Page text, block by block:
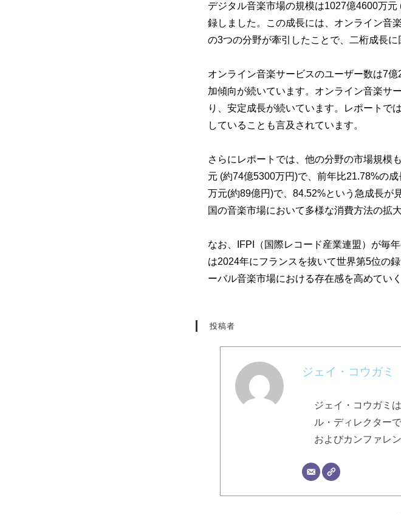
デジタル音楽市場の規模は1027億4600万
録しました。この成長には、オンライン音
の3つの分野が牽引したことで、二桁成長に
オンライン音楽サービスのユーザー数は7
加傾向が続いています。オンライン音楽サ
り、安定成長が続いています。レポートで
していることも言及されています。
さらにレポートでは、他の分野の市場規模
元 (約74億5300万円)で、前年比21.78%の
万元(約89億円)で、84.52%という急成長が
国の音楽市場において多様な消費方法の拡
なお、IFPI（国際レコード産業連盟）が毎
は2024年にフランスを抜いて世界第5位の
ーバル音楽市場における存在感を高めてい
投稿者
ジェイ・コウガミ
ジェイ・コウガミ
ル・ディレクター
およびカンファレ